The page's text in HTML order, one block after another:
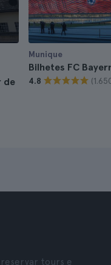
de
Munique
Bilhetes FC
4.8
tours e